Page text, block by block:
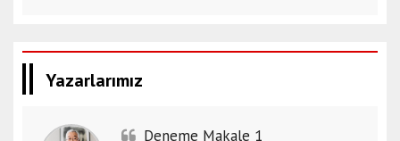
Yazarlarımız
Deneme Makale 1